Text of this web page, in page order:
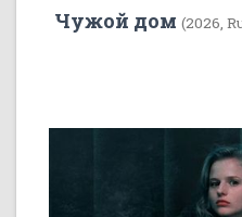
Чужой дом (2026,